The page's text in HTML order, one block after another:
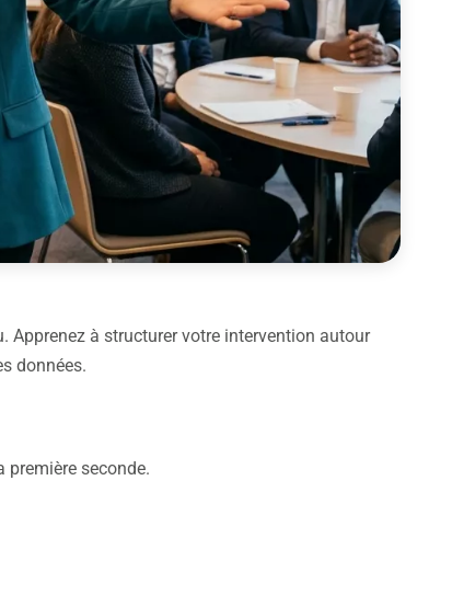
Apprenez à structurer votre intervention autour
données.
première seconde.